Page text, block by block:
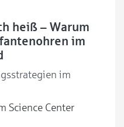
heiß – Warum
im
im
Science Center